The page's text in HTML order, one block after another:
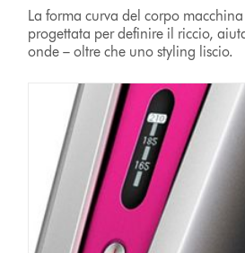
La forma curva del corpo
progettata per definire il riccio,
onde – oltre che uno styling liscio.